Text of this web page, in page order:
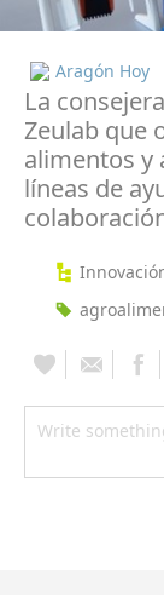
Aragón Hoy
La
Zeulab que
alimentos y
líneas de